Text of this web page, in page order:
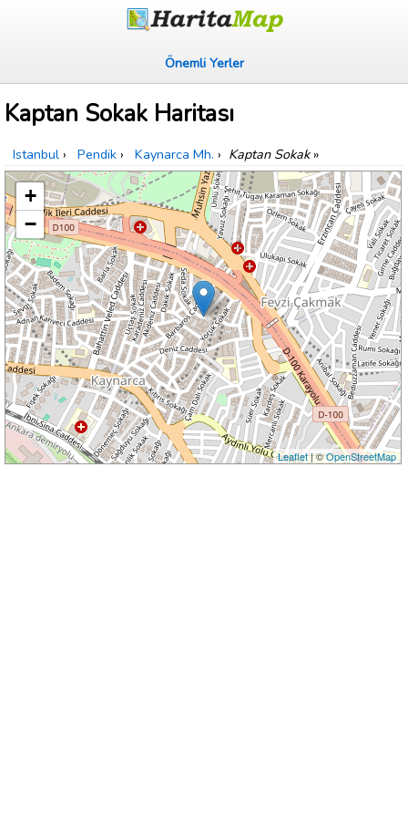
Önemli Yerler
Kaptan Sokak Haritası
Istanbul › Pendik › Kaynarca Mh. › Kaptan Sokak»
+
−
Leaflet| ©OpenStreetMap